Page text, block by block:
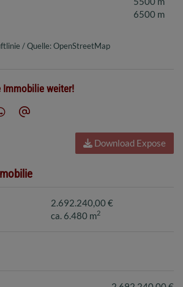
6500 m
/ Quelle: OpenStreetMap
Immobilie weiter!
Download Expose
2.692.240,00 €
ca. 6.480 m2